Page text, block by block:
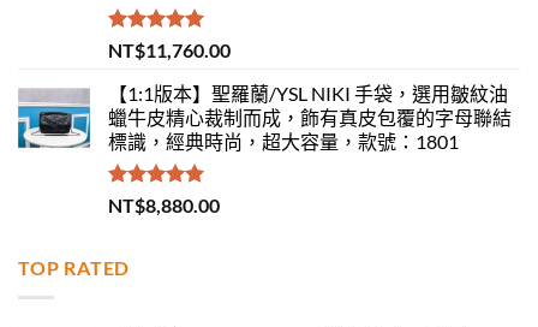
評分5.00
滿分 5
NT$11,760.00
【1:1版本】聖羅蘭/YSL NIKI 手袋，選用皺紋油
蠟牛皮精心裁制而成，飾有真皮包覆的字母聯結
標識，經典時尚，超大容量，款號：1801
評分 5.00
滿分 5
NT$8,880.00
TOP RATED